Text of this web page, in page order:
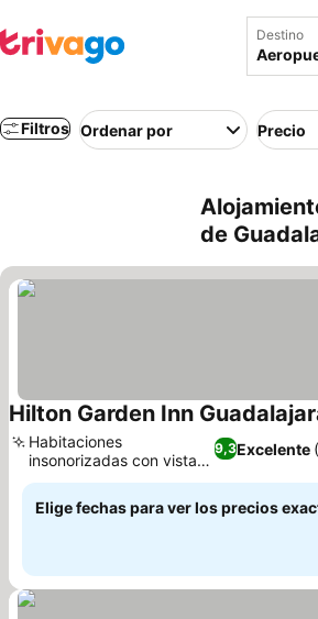
Destino
Filtros Ordenar por Precio
de
Hilton Garden Inn
9,3Excelente
Habitaciones
insonorizadas con vistas
a la pista
Elige fechas para ver los precios